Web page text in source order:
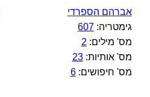
אברהם הספרדי
גימטריה:607
מס' מילים: 2
מס' אותיות:23
מס' חיפושים:6